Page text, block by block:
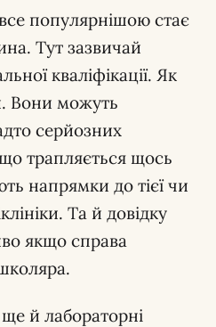
популярнішою стає
Тут зазвичай
кваліфікації. Як
Вони можуть
серйозних
трапляється щось
напрямки до тієї чи
Та й довідку
якщо справа
й лабораторні